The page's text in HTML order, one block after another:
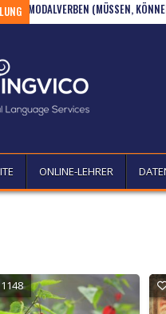
MODALVERBEN (MÜSSEN, KÖNNEN,
ONLINE-LEHRER
1148